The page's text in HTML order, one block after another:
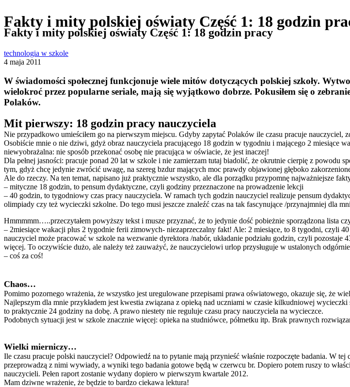
Fakty i mity polskiej oświaty Część 1: 18 godzin
Fakty i mity polskiej oświaty Część 1: 18 godzin pracy
technologia w szkole
4 maja 2011
W świadomości społecznej funkcjonuje wiele mitów dotyczących polskiej szkoły.
wielokroć przez popularne seriale, mają się wyjątkowo dobrze. Pokusiłem się o
Polaków.
Mit pierwszy: 18 godzin pracy nauczyciela
Nie przypadkowo umieściłem go na pierwszym miejscu. Gdyby zapytać Polaków ile czasu pracuje
Osobiście mnie o nie dziwi, gdyż obraz nauczyciela pracującego 18 godzin w tygodniu i mającego 2 miesiące
niewyobrażalna: nie sposób przekonać osobę nie pracująca w oświacie, że jest inaczej!
Dla pełnej jasności: pracuje ponad 20 lat w szkole i nie zamierzam tutaj biadolić, że okrutnie cierpię z powodu
tym, gdyż chcę jedynie zwrócić uwagę, na szereg bzdur mających moc prawdy objawionej głęboko
Ale do rzeczy. Na ten temat, napisano już praktycznie wszystko, ale dla porządku przypomnę najważniejsze
– mityczne 18 godzin, to pensum dydaktyczne, czyli godziny przeznaczone na prowadzenie lekcji
– 40 godzin, to tygodniowy czas pracy nauczyciela. W ramach tych godzin nauczyciel realizuje pensum
olimpiady czy też wycieczki szkolne. Do tego musi jeszcze znaleźć czas na tak fascynujące /przynajmniej dla
Hmmmmm…..przeczytałem powyższy tekst i musze przyznać, że to jedynie dość pobieżnie sporządzona lista
– 2miesiące wakacji plus 2 tygodnie ferii zimowych- niezaprzeczalny fakt! Ale: 2 miesiące, to 8 tygodni, czyli
nauczyciel może pracować w szkole na wezwanie dyrektora /nabór, układanie podziału godzin, czyli
więcej. To oczywiście dużo, ale należy też zauważyć, że nauczycielowi urlop przysługuje w ustalonych
– coś za coś!
Chaos…
Pomimo pozornego wrażenia, że wszystko jest uregulowane przepisami prawa oświatowego, okazuje się, że
Najlepszym dla mnie przykładem jest kwestia związana z opieką nad uczniami w czasie kilkudniowej
to praktycznie 24 godziny na dobę. A prawo niestety nie reguluje czasu pracy nauczyciela na wycieczce.
Podobnych sytuacji jest w szkole znacznie więcej: opieka na studniówce, półmetku itp. Brak prawnych
Wielki mierniczy…
Ile czasu pracuje polski nauczyciel? Odpowiedź na to pytanie mają przynieść właśnie rozpoczęte badania. W
przeprowadzą z nimi wywiady, a wyniki tego badania gotowe będą w czerwcu br. Dopiero potem ruszy to
nauczycieli. Pełen raport zostanie wydany dopiero w pierwszym kwartale 2012.
Mam dziwne wrażenie, że będzie to bardzo ciekawa lektura!